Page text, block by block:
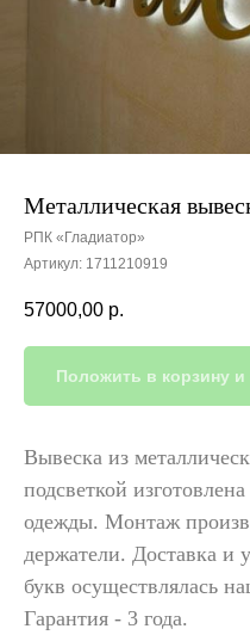
Металлическая
РПК «Гладиатор»
Артикул: 1711210919
57000,00 р.
Положить в корзину
Вывеска из
подсветкой
одежды. Монтаж
держатели. Доставка и
букв осуществлялась
Гарантия - 3 года.